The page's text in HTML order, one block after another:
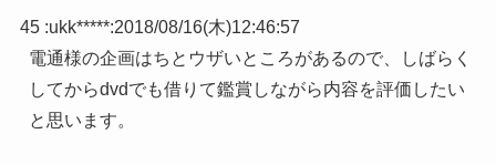
45 :ukk*****:2018/08/16(木)12:46:57
電通様の企画はちとウザいところがあるので、しばらく
してからdvdでも借りて鑑賞しながら内容を評価したい
と思います。